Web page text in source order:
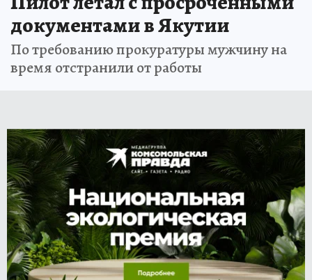
документами в Якутии
По требованию прокуратуры мужчину на
время отстранили от работы